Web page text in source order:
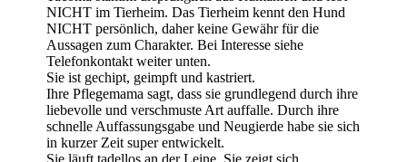
NICHT im Tierheim. Das Tierheim kennt den Hund
NICHT persönlich, daher keine Gewähr für die
Aussagen zum Charakter. Bei Interesse siehe
Telefonkontakt weiter unten.
Sie ist gechipt, geimpft und kastriert.
Ihre Pflegemama sagt, dass sie grundlegend durch ihre
liebevolle und verschmuste Art auffalle. Durch ihre
schnelle Auffassungsgabe und Neugierde habe sie sich
in kurzer Zeit super entwickelt.
Sie läuft tadellos an der Leine. Sie zeigt sich